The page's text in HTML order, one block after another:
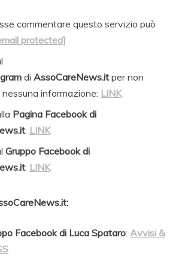
commentare questo servizio può
protected]
di AssoCareNews.it per non
informazione: LINK
Pagina Facebook di
: LINK
Gruppo Facebook di
: LINK
Facebook di Luca Spataro: Avvisi &